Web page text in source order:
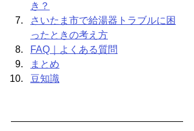
き？
さいたま市で給湯器トラブルに困
ったときの考え方
FAQ｜よくある質問
まとめ
豆知識